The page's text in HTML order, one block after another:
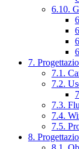
6.10.
7.
7.1.
7.2.
7.3.
7.4.
7.5.
8.